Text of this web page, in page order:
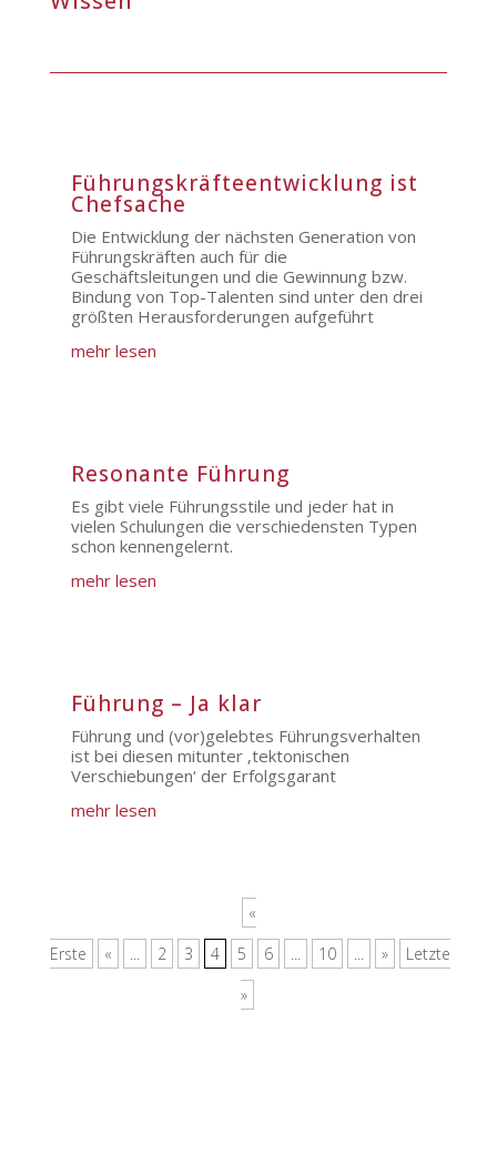
Führungskräfteentwicklung ist
Chefsache
Die Entwicklung der nächsten Generation von
Führungskräften auch für die
Geschäftsleitungen und die Gewinnung bzw.
Bindung von Top-Talenten sind unter den drei
größten Herausforderungen aufgeführt
mehr lesen
Resonante Führung
Es gibt viele Führungsstile und jeder hat in
vielen Schulungen die verschiedensten Typen
schon kennengelernt.
mehr lesen
Führung – Ja klar
Führung und (vor)gelebtes Führungsverhalten
ist bei diesen mitunter ‚tektonischen
Verschiebungen‘ der Erfolgsgarant
mehr lesen
«
Erste
« ... 2 3 4 5 6 ... 10 ... »
Letzte
»